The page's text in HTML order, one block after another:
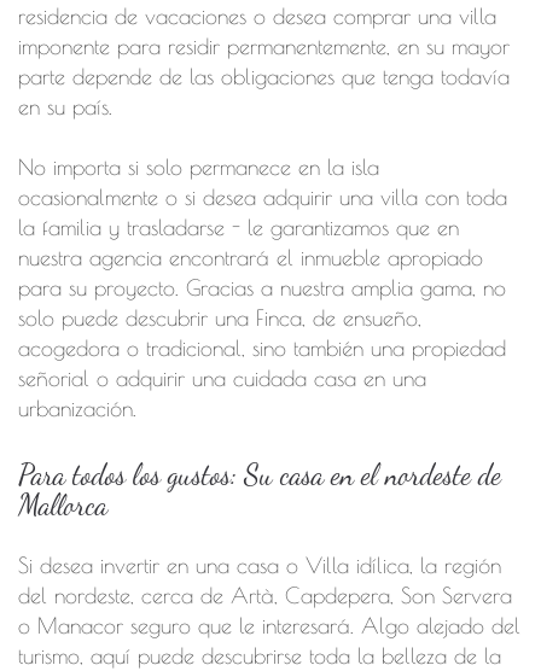
residencia de vacaciones o desea comprar una villa
imponente para residir permanentemente, en su mayor
parte depende de las obligaciones que tenga todavía
en su país.
No importa si solo permanece en la isla
ocasionalmente o si desea adquirir una villa con toda
la familia y trasladarse - le garantizamos que en
nuestra agencia encontrará el inmueble apropiado
para su proyecto. Gracias a nuestra amplia gama, no
solo puede descubrir una Finca, de ensueño,
acogedora o tradicional, sino también una propiedad
señorial o adquirir una cuidada casa en una
urbanización.
Para todos los gustos: Su casa en el nordeste de
Mallorca
Si desea invertir en una casa o Villa idílica, la región
del nordeste, cerca de Artà, Capdepera, Son Servera
o Manacor seguro que le interesará. Algo alejado del
turismo, aquí puede descubrirse toda la belleza de la